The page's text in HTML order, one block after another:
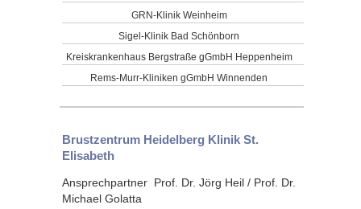
GRN-Klinik Weinheim
Sigel-Klinik Bad Schönborn
Kreiskrankenhaus Bergstraße gGmbH Heppenheim
Rems-Murr-Kliniken gGmbH Winnenden
Brustzentrum Heidelberg Klinik St.
Elisabeth
Ansprechpartner Prof. Dr. Jörg Heil / Prof. Dr.
Michael Golatta